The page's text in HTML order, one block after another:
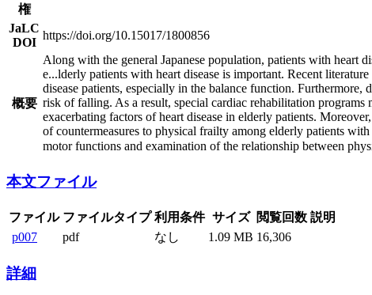
権
JaLC
DOI
https://doi.org/10.15017/1800856
概要
Along with the general Japanese population, patients with heart
e...lderly patients with heart disease is important. Recent
disease patients, especially in the balance function.
risk of falling. As a result, special cardiac rehabilitation
exacerbating factors of heart disease in elderly patients.
of countermeasures to physical frailty among elderly patients
motor functions and examination of the relationship between
本文ファイル
ファイル ファイルタイプ 利用条件 サイズ 閲覧回数 説明
p007
pdf なし 1.09 MB 16,306
詳細